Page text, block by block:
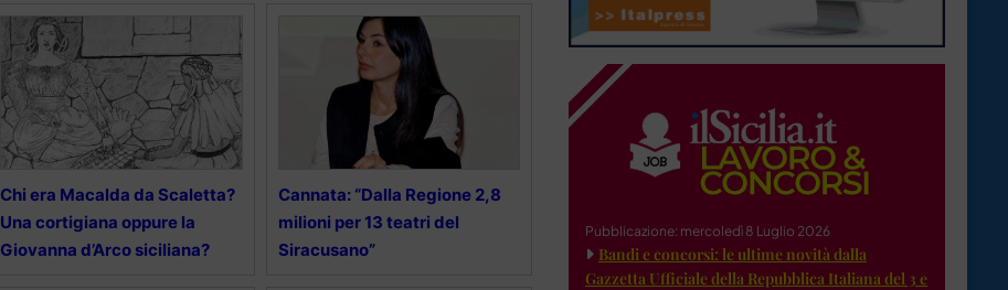
Chi era Macalda da Scaletta?
Una cortigiana oppure la
Giovanna d’Arco siciliana?
Cannata: “Dalla Regione 2,8
milioni per 13 teatri del
Siracusano”
Pubblicazione: mercoledì 8 Luglio 2026
Bandi e concorsi: le ultime novità dalla
Gazzetta Ufficiale della Repubblica Italiana del 3 e